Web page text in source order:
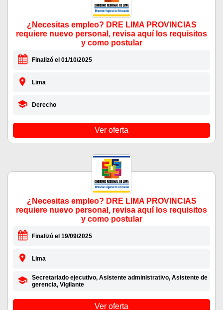
¿Necesitas empleo? DRE LIMA PROVINCIAS
requiere nuevo personal, revisa aquí los requisitos
y como postular
Finalizó el 01/10/2025
Lima
Derecho
Ver oferta
¿Necesitas empleo? DRE LIMA PROVINCIAS
requiere nuevo personal, revisa aquí los requisitos
y como postular
Finalizó el 19/09/2025
Lima
Secretariado ejecutivo, Asistente administrativo, Asistente de
gerencia, Vigilante
Ver oferta